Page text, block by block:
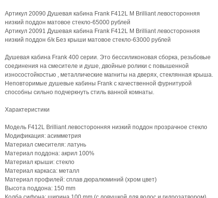
Артикул 20090 Душевая кабина Frank F412L М Brilliant левосторонняя
низкий поддон матовое стекло-65000 рублей
Артикул 20091 Душевая кабина Frank F412L М Brilliant левосторонняя
низкий поддон б/к Без крыши матовое стекло-63000 рублей
Душевая кабина Frank 400 серии. Это бессиликоновая сборка, резьбовые
соединения на смесителе и душе, двойные ролики с повышенной
износостойкостью , металлические магниты на дверях, стеклянная крыша.
Неповторимые душевые кабины Frank с качественной фурнитурой
способны сильно подчеркнуть стиль ванной комнаты.
Характеристики
Модель F412L Brilliant левосторонняя низкий поддон прозрачное стекло
Модификация: асимметрия
Материал смесителя: латунь
Материал поддона: акрил 100%
Материал крыши: стекло
Материал каркаса: металл
Материал профилей: сплав дюралюминий (хром цвет)
Высота поддона: 150 mm